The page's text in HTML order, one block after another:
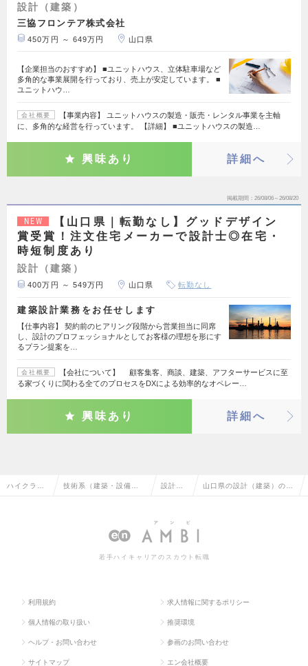
設計（建築）
三協フロンテア株式会社
450万円 ～ 649万円 山口県
【企業担当のおすすめ】 ■ユニットハウス、立体駐車場など
多角的な事業展開を行っており、売上が安定しています。 ■
ユニットハウ…
会社概要
【事業内容】 ユニットハウスの製造・販売・レンタル事業を主軸
に、多角的な経営を行っています。 【詳細】 ■ユニットハウスの製造…
興味あり 詳細へ
掲載期間 26/08/06～26/08/20
NEW
【山口県｜転勤なし】グッドデザイン
賞受賞！注文住宅メーカーで設計士◎在宅・
時短制度あり
設計（建築）
400万円 ～ 549万円 山口県 転勤なし
建築設計業務をお任せします
【仕事内容】 契約前のヒアリング段階から営業担当に同席
し、設計のプロフェッショナルとしてお客様の理想を形にす
るプラン提案を…
会社概要
【会社について】 顧客集客、商談、建築、アフターサービスに至
る家づくりに関わる全てのプロセスをDXによる効率的なオペレー…
興味あり 詳細へ
ハイクラス 技術系（建築・設備・ 設計
築）
山口県の設計（建築）の転
若手ハイキャリアのスカウト転職
利用規約 求人情報に関するポリシー
個人情報の取り扱い 推奨環境
ヘルプ・お問い合わせ 参画のお問い合わせ
サイトマップ エン会社概要